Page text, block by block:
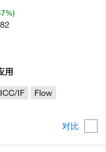
对比
用
ICC/IF
Flow